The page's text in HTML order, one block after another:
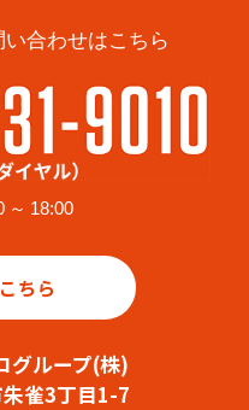
い合わせはこちら
～ 18:00
ちら
グループ(株)
雀3丁目1-7